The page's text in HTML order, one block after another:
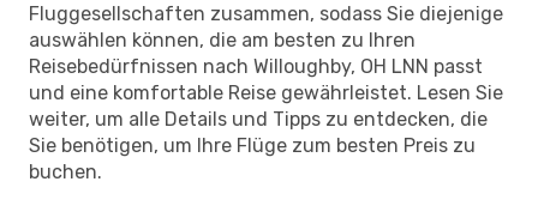
Fluggesellschaften zusammen, sodass Sie diejenige
auswählen können, die am besten zu Ihren
Reisebedürfnissen nach Willoughby, OH LNN passt
und eine komfortable Reise gewährleistet. Lesen Sie
weiter, um alle Details und Tipps zu entdecken, die
Sie benötigen, um Ihre Flüge zum besten Preis zu
buchen.